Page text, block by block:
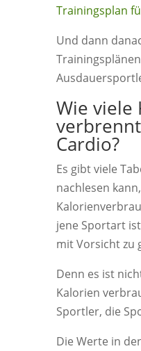
Trainingsplan
Und dann
Wie viele
Cardio?
Es gibt viele
nachlesen
jene Sportart
mit Vorsicht zu
Denn es ist
Kalorien
Sportler, die
Die Werte in